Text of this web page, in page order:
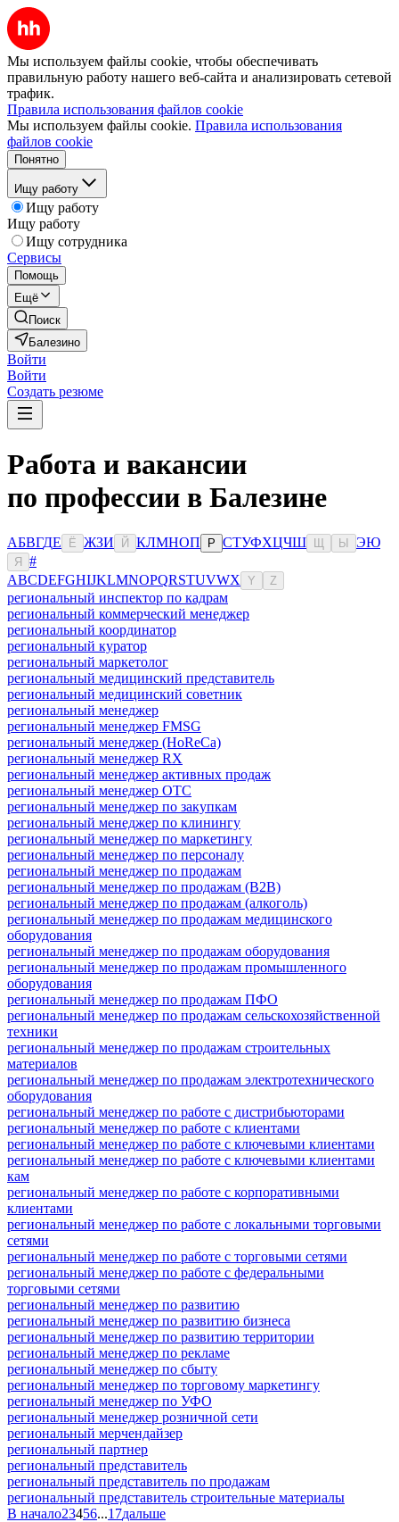
Мы используем файлы cookie, чтобы обеспечивать
правильную работу нашего веб-сайта и анализировать сетевой
трафик.
Правила использования файлов cookie
Мы используем файлы cookie. Правила использования
файлов cookie
Понятно
Ищу работу
Ищу работу
Ищу работу
Ищу сотрудника
Сервисы
Помощь
Ещё
Поиск
Балезино
Войти
Войти
Создать резюме
Работа и вакансии
по профессии в Балезине
АБВГДЕ Ё ЖЗИ Й КЛМНОП Р СТУФХЦЧШ Ы ЭЮ
Я
#
ABCDEFGHIJKLMNOPQRSTUVWX Y Z
региональный инспектор по кадрам
региональный коммерческий менеджер
региональный координатор
региональный куратор
региональный маркетолог
региональный медицинский представитель
региональный медицинский советник
региональный менеджер
региональный менеджер FMSG
региональный менеджер (HoReCa)
региональный менеджер RX
региональный менеджер активных продаж
региональный менеджер ОТС
региональный менеджер по закупкам
региональный менеджер по клинингу
региональный менеджер по маркетингу
региональный менеджер по персоналу
региональный менеджер по продажам
региональный менеджер по продажам (B2B)
региональный менеджер по продажам (алкоголь)
региональный менеджер по продажам медицинского
оборудования
региональный менеджер по продажам оборудования
региональный менеджер по продажам промышленного
оборудования
региональный менеджер по продажам ПФО
региональный менеджер по продажам сельскохозяйственной
техники
региональный менеджер по продажам строительных
материалов
региональный менеджер по продажам электротехнического
оборудования
региональный менеджер по работе с дистрибьюторами
региональный менеджер по работе с клиентами
региональный менеджер по работе с ключевыми клиентами
региональный менеджер по работе с ключевыми клиентами
кам
региональный менеджер по работе с корпоративными
клиентами
региональный менеджер по работе с локальными торговыми
сетями
региональный менеджер по работе с торговыми сетями
региональный менеджер по работе с федеральными
торговыми сетями
региональный менеджер по развитию
региональный менеджер по развитию бизнеса
региональный менеджер по развитию территории
региональный менеджер по рекламе
региональный менеджер по сбыту
региональный менеджер по торговому маркетингу
региональный менеджер по УФО
региональный менеджер розничной сети
региональный мерчендайзер
региональный партнер
региональный представитель
региональный представитель по продажам
региональный представитель строительные материалы
В начало23456...17дальше